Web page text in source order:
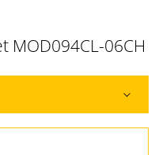
MOD094CL-06CH